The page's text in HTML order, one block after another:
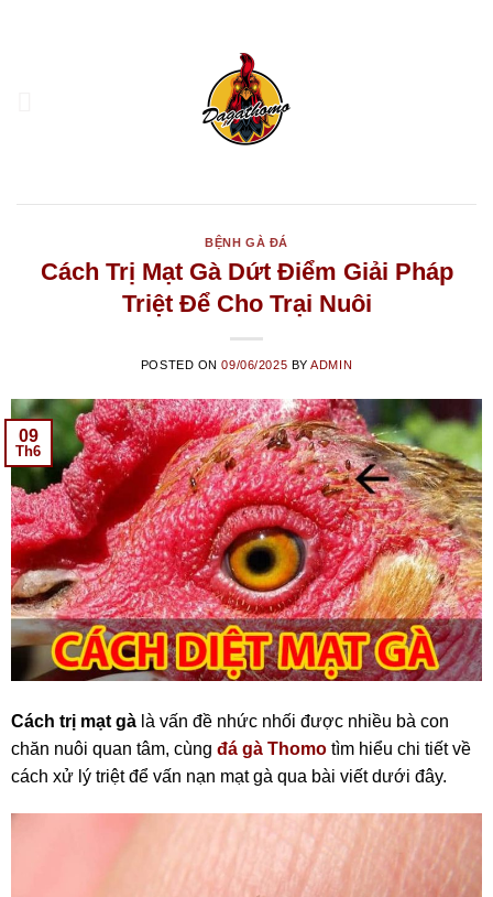
BỆNH GÀ ĐÁ
Cách Trị Mạt Gà Dứt Điểm Giải Pháp
Triệt Để Cho Trại Nuôi
POSTED ON09/06/2025 BYADMIN
09
Th6
Cách trị mạt gà là vấn đề nhức nhối được nhiều bà con
chăn nuôi quan tâm, cùng đá gà Thomo tìm hiểu chi tiết về
cách xử lý triệt để vấn nạn mạt gà qua bài viết dưới đây.